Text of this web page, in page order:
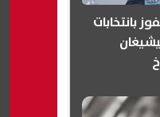
بانتخابات